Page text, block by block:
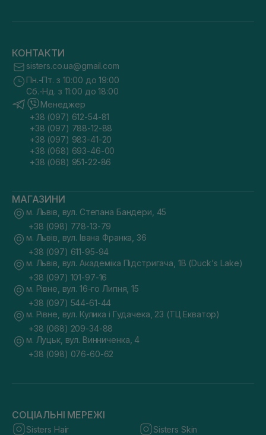
КОНТАКТИ
sisters.co.ua@gmail.com
Пн.-Пт. з 10:00 до 19:00
Сб.-Нд. з 11:00 до 18:00
Менеджер
+38 (097) 612-54-81
+38 (097) 788-12-88
+38 (097) 983-41-20
+38 (068) 693-46-00
+38 (068) 951-22-86
МАГАЗИНИ
м. Львів, вул. Степана Бандери, 45
+38 (098) 778-13-79
м. Львів, вул. Івана Франка, 36
+38 (097) 611-95-94
м. Львів, вул. Академіка Підстригача, 1В (Duck's Lake)
+38 (097) 101-97-16
м. Рівне, вул. 16-го Липня, 15
+38 (097) 544-61-44
м. Рівне, вул. Кулика і Гудачека, 23 (ТЦ Екватор)
+38 (068) 209-34-88
м. Луцьк, вул. Винниченка, 4
+38 (098) 076-60-62
СОЦІАЛЬНІ МЕРЕЖІ
Sisters Hair Sisters Skin